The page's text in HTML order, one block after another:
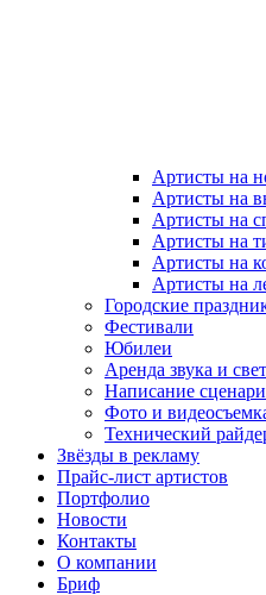
Артисты на
Артисты на
Артисты на
Артисты на
Артисты на
Артисты на
Городские
Фестивали
Юбилеи
Аренда звука и
Написание
Фото и
Технический
Звёзды в рекламу
Прайс-лист артистов
Портфолио
Новости
Контакты
О компании
Бриф